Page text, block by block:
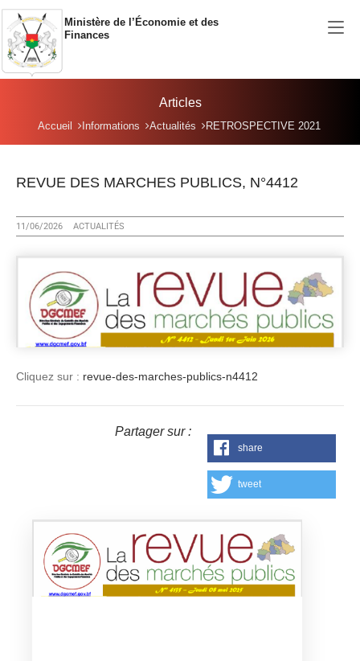
Aller au contenu principal
Ministère de l’Économie et des
Finances
Articles
Vous êtes ici:
Accueil Informations Actualités RETROSPECTIVE 2021
REVUE DES MARCHES PUBLICS, N°4412
11/06/2026 ACTUALITÉS
Cliquez sur : revue-des-marches-publics-n4412
Partager sur :
share
tweet